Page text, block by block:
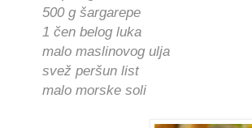
500 g šargarepe
1 čen belog luka
malo maslinovog ulja
svež peršun list
malo morske soli